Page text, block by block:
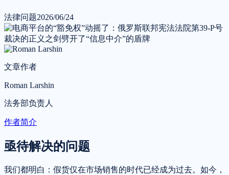
法律问题2026/06/24
文章作者
Roman Larshin
法务部负责人
作者简介
亟待解决的问题
我们都明白：假货仅在市场销售的时代已经成为过去。如今，